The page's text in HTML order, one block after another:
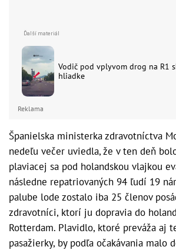
Vodič pod vplyvom drog na R1
hliadke
Reklama
Španielska ministerka zdravotníctva
nedeľu večer uviedla, že v ten deň
plaviacej sa pod holandskou vlajkou
následne repatriovaných 94 ľudí 19
palube lode zostalo iba 25 členov
zdravotníci, ktorí ju dopravia do
Rotterdam. Plavidlo, ktoré preváža aj
pasažierky, by podľa očakávania malo